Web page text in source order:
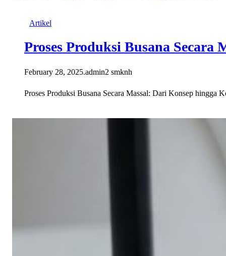
Artikel
Proses Produksi Busana Secara
February 28, 2025.admin2 smknh
Proses Produksi Busana Secara Massal: Dari Konsep hingga